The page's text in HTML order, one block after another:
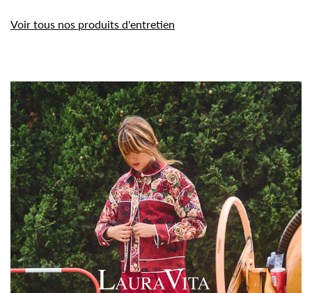
Voir tous nos produits d'entretien